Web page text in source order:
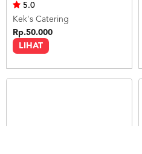
LIHAT
5.0
Kek's Catering
Rp.50.000